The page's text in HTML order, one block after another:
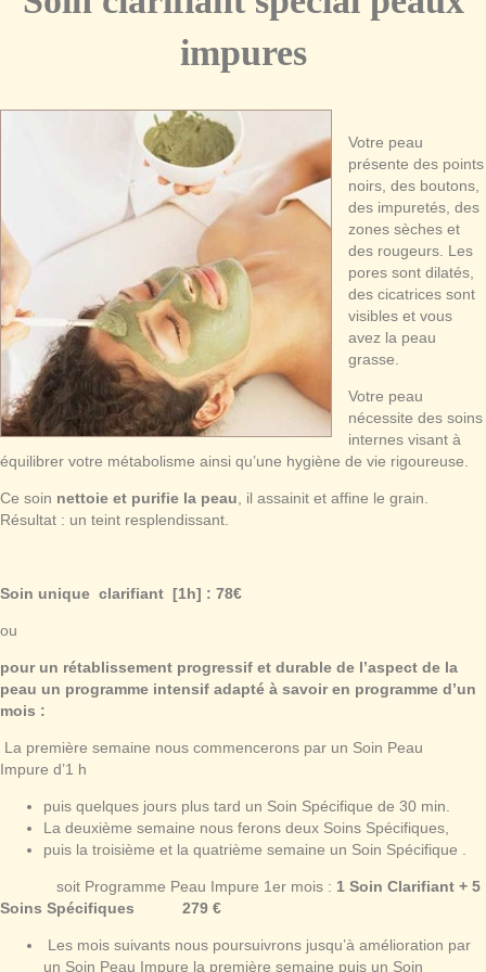
impures
Votre peau
présente des points
noirs, des boutons,
des impuretés, des
zones sèches et
des rougeurs. Les
pores sont dilatés,
des cicatrices sont
visibles et vous
avez la peau
grasse.
Votre peau
nécessite des soins
internes visant à
équilibrer votre métabolisme ainsi qu’une hygiène de vie rigoureuse.
Ce soin nettoie et purifie la peau , il assainit et affine le grain.
Résultat : un teint resplendissant.
Soin unique clarifiant [1h] : 78€
ou
pour un rétablissement progressif et durable de l’aspect de la
peau un programme intensif adapté à savoir en programme d’un
mois :
La première semaine nous commencerons par un Soin Peau
Impure d’1 h
puis quelques jours plus tard un Soin Spécifique de 30 min.
La deuxième semaine nous ferons deux Soins Spécifiques,
puis la troisième et la quatrième semaine un Soin Spécifique .
soit Programme Peau Impure 1er mois : 1 Soin Clarifiant + 5
Soins Spécifiques 279 €
Les mois suivants nous poursuivrons jusqu’à amélioration par
un Soin Peau Impure la première semaine puis un Soin